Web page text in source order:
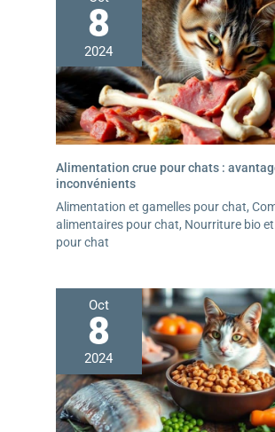
8
2024
Alimentation crue pour chats :
inconvénients
Alimentation et gamelles pour chat,
alimentaires pour chat, Nourriture bio
pour chat
Oct
8
2024